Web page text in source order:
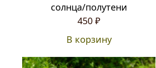
солнца/полутени
450₽
В корзину